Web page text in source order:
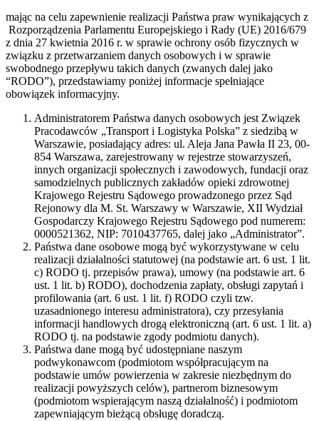
mając na celu zapewnienie realizacji Państwa praw wynikających z
Rozporządzenia Parlamentu Europejskiego i Rady (UE) 2016/679
z dnia 27 kwietnia 2016 r. w sprawie ochrony osób fizycznych w
związku z przetwarzaniem danych osobowych i w sprawie
swobodnego przepływu takich danych (zwanych dalej jako
“RODO”), przedstawiamy poniżej informacje spełniające
obowiązek informacyjny.
Administratorem Państwa danych osobowych jest Związek
Pracodawców „Transport i Logistyka Polska” z siedzibą w
Warszawie, posiadający adres: ul. Aleja Jana Pawła II 23, 00-
854 Warszawa, zarejestrowany w rejestrze stowarzyszeń,
innych organizacji społecznych i zawodowych, fundacji oraz
samodzielnych publicznych zakładów opieki zdrowotnej
Krajowego Rejestru Sądowego prowadzonego przez Sąd
Rejonowy dla M. St. Warszawy w Warszawie, XII Wydział
Gospodarczy Krajowego Rejestru Sądowego pod numerem:
0000521362, NIP: 7010437765, dalej jako „Administrator”.
Państwa dane osobowe mogą być wykorzystywane w celu
realizacji działalności statutowej (na podstawie art. 6 ust. 1 lit.
c) RODO tj. przepisów prawa), umowy (na podstawie art. 6
ust. 1 lit. b) RODO), dochodzenia zapłaty, obsługi zapytań i
profilowania (art. 6 ust. 1 lit. f) RODO czyli tzw.
uzasadnionego interesu administratora), czy przesyłania
informacji handlowych drogą elektroniczną (art. 6 ust. 1 lit. a)
RODO tj. na podstawie zgody podmiotu danych).
Państwa dane mogą być udostępniane naszym
podwykonawcom (podmiotom współpracującym na
podstawie umów powierzenia w zakresie niezbędnym do
realizacji powyższych celów), partnerom biznesowym
(podmiotom wspierającym naszą działalność) i podmiotom
zapewniającym bieżącą obsługę doradczą.